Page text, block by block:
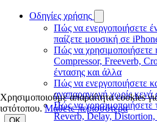
Οδηγίες χρήσης
Πώς να ενεργοποιήσετε
παίζετε μουσική σε
Πώς να χρησιμοποιήσετε
Compressor, Freeverb,
έντασης και άλλα
Πώς να ενεργοποιήσετε
αναπαραγωγή χωρίς κενά
Πώς να χρησιμοποιήσετε
Reverb, Delay, Distortion,
Χρησιμοποιούμε απαραίτητα cookies
ιστότοπου.Μάθετε περισσότερα